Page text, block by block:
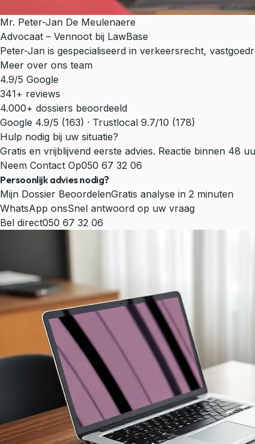
Mr. Peter-Jan De Meulenaere
Advocaat – Vennoot bij LawBase
Peter-Jan is gespecialiseerd in verkeersrecht,
Meer over ons team
4.9/5 Google
341+ reviews
4.000+ dossiers beoordeeld
Google 4.9/5 (163) · Trustlocal 9.7/10 (178)
Hulp nodig bij uw situatie?
Gratis en vrijblijvend eerste advies. Reactie binnen 48
Neem Contact Op050 67 32 06
Persoonlijk advies nodig?
Mijn Dossier BeoordelenGratis analyse in 2 minuten
WhatsApp onsSnel antwoord op uw vraag
Bel direct050 67 32 06